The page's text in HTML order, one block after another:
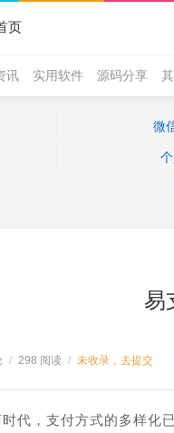
页
讯 实用软件 源码分享
微
易
/ 298 阅读 / 未收录，去提交
代，支付方式的多样化